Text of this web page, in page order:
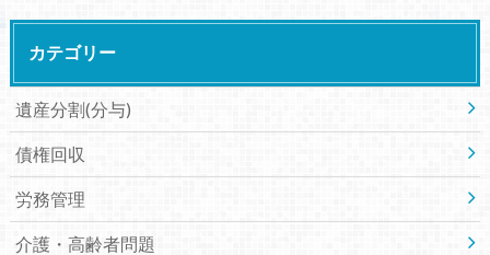
カテゴリー
遺産分割(分与)
債権回収
労務管理
介護・高齢者問題